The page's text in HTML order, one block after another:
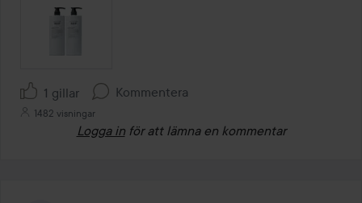
1 gillar Kommentera
1482 visningar
Logga in för att lämna en kommentar